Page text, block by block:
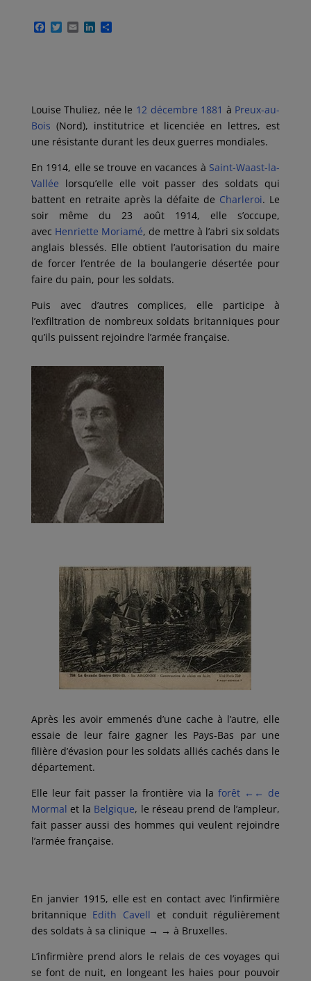
F
k
T E L
n
P
r
Louise Thuliez, née le 12 décembre 1881 à Preux-au-
Bois (Nord), institutrice et licenciée en lettres, est
une résistante durant les deux guerres mondiales.
En 1914, elle se trouve en vacances à Saint-Waast-la-
Vallée lorsqu’elle elle voit passer des soldats qui
battent en retraite après la défaite de Charleroi. Le
soir même du 23 août 1914, elle s’occupe,
avec Henriette Moriamé, de mettre à l’abri six soldats
anglais blessés. Elle obtient l’autorisation du maire
de forcer l’entrée de la boulangerie désertée pour
faire du pain, pour les soldats.
Puis avec d’autres complices, elle participe à
l’exfiltration de nombreux soldats britanniques pour
qu’ils puissent rejoindre l’armée française.
Après les avoir emmenés d’une cache à l’autre, elle
essaie de leur faire gagner les Pays-Bas par une
filière d’évasion pour les soldats alliés cachés dans le
département.
Elle leur fait passer la frontière via la forêt ←← de
Mormal et la Belgique, le réseau prend de l’ampleur,
fait passer aussi des hommes qui veulent rejoindre
l’armée française.
En janvier 1915, elle est en contact avec l’infirmière
britannique Edith Cavell et conduit régulièrement
des soldats à sa clinique → → à Bruxelles.
L’infirmière prend alors le relais de ces voyages qui
se font de nuit, en longeant les haies pour pouvoir